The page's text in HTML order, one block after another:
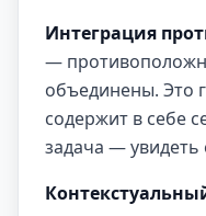
Интеграция
—
объединены. Это
содержит в себе
задача — увидеть